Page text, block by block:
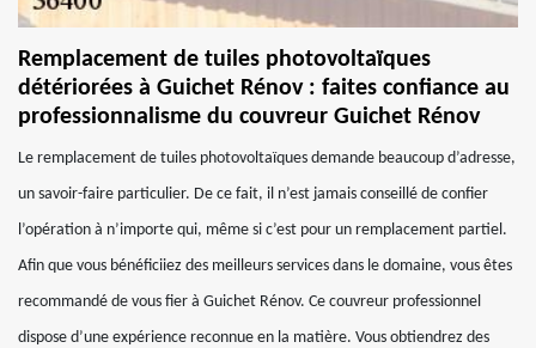
Remplacement de tuiles photovoltaïques
détériorées à Guichet Rénov : faites confiance au
professionnalisme du couvreur Guichet Rénov
Le remplacement de tuiles photovoltaïques demande beaucoup d’adresse,
un savoir-faire particulier. De ce fait, il n’est jamais conseillé de confier
l’opération à n’importe qui, même si c’est pour un remplacement partiel.
Afin que vous bénéficiiez des meilleurs services dans le domaine, vous êtes
recommandé de vous fier à Guichet Rénov. Ce couvreur professionnel
dispose d’une expérience reconnue en la matière. Vous obtiendrez des